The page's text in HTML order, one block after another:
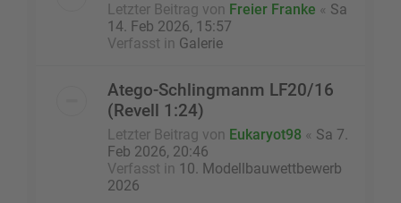
Letzter Beitrag von Freier Franke « Sa
14. Feb 2026, 15:57
Verfasst in Galerie
Atego-Schlingmanm LF20/16
(Revell 1:24)
Letzter Beitrag von Eukaryot98 « Sa 7.
Feb 2026, 20:46
Verfasst in 10. Modellbauwettbewerb
2026